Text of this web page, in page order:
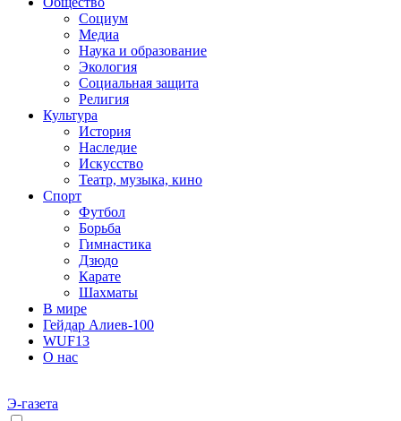
Социум
Медиа
Наука и образование
Экология
Социальная защита
Религия
Культура
История
Наследие
Искусство
Театр, музыка, кино
Спорт
Футбол
Борьба
Гимнастика
Дзюдо
Карате
Шахматы
В мире
Гейдар Алиев-100
WUF13
О нас
Э-газета